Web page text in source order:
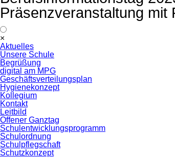
Präsenzveranstaltung mit
×
überspringen
Aktuelles
Unsere Schule
Begrüßung
digital am MPG
Geschäftsverteilungsplan
Hygienekonzept
Kollegium
Kontakt
Leitbild
Offener Ganztag
Schulentwicklungsprogramm
Schulordnung
Schulpflegschaft
Schutzkonzept